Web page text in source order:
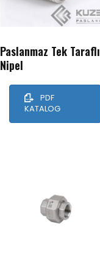
Paslanmaz Tek Taraflı
Nipel
PDF
KATALOG